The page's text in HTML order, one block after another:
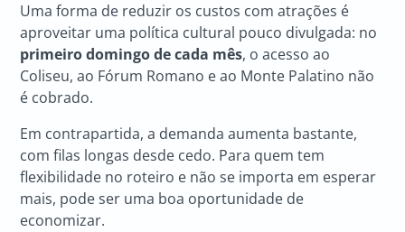
Uma forma de reduzir os custos com atrações é
aproveitar uma política cultural pouco divulgada: no
primeiro domingo de cada mês, o acesso ao
Coliseu, ao Fórum Romano e ao Monte Palatino não
é cobrado.
Em contrapartida, a demanda aumenta bastante,
com filas longas desde cedo. Para quem tem
flexibilidade no roteiro e não se importa em esperar
mais, pode ser uma boa oportunidade de
economizar.